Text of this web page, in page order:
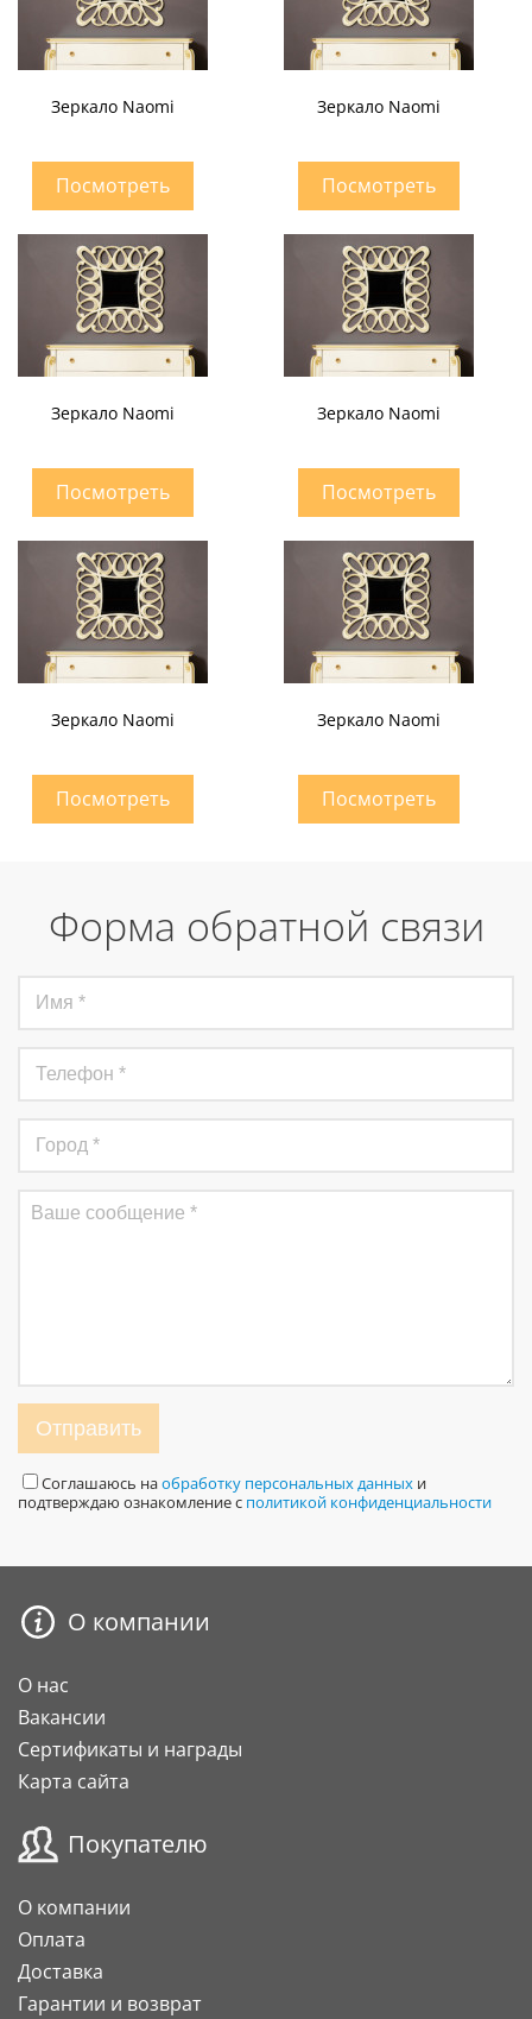
Зеркало Naomi Зеркало Naomi
Зеркало Naomi Зеркало Naomi
Зеркало Naomi Зеркало Naomi
Форма обратной связи
Отправить
Соглашаюсь наобработку персональных данных и
подтверждаю ознакомление с политикой конфиденциальности
О компании
О нас
Вакансии
Сертификаты и награды
Карта сайта
Покупателю
О компании
Оплата
Доставка
Гарантии и возврат